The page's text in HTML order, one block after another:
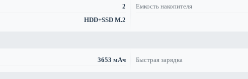
2 Емкость накопителя
HDD+SSD M.2
3653 мАч Быстрая зарядка